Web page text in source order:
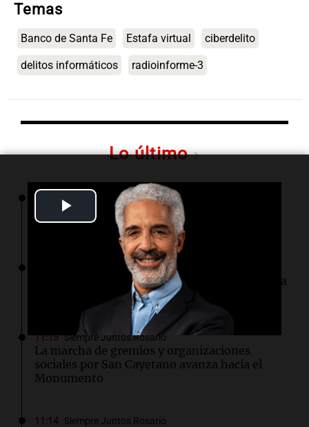
Play
Video
Temas
Banco de Santa Fe Estafa virtual ciberdelito
delitos informáticos radioinforme-3
Lo último
11:17 Política y Economía
La inflación en CABA se aceleró al 2,9% en
julio y acumula 19,4% en lo que va del año
Alarma en Boca: el Milan tiene una oferta lista
para comprar a Leandro Paredes
11:15 Siempre Juntos Rosario
La marcha de gremios y organizaciones
sociales por San Cayetano avanza hacia el
Monumento
11:14 Siempre Juntos Rosario